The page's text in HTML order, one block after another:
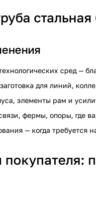
сред —
для линий,
элементы рам и
фермы, опоры, где
— когда требуется